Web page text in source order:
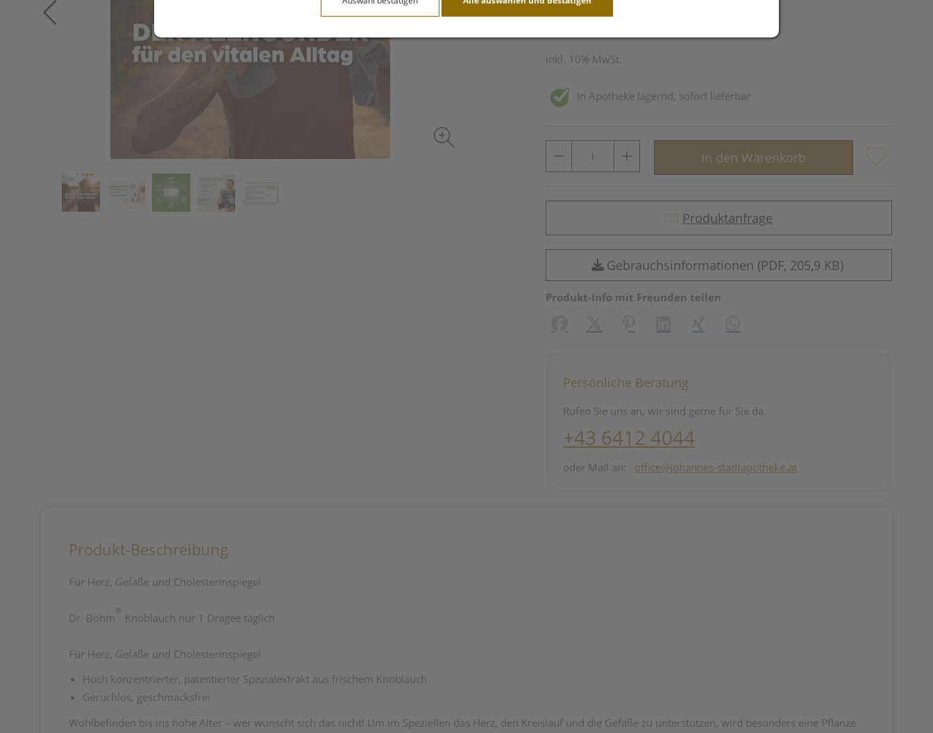
inkl. 10% MwSt.
In Apotheke lagernd, sofort lieferbar
In den Warenkorb
Produktanfrage
Gebrauchsinformationen (PDF, 205,9 KB)
Produkt-Info mit Freunden teilen
Persönliche Beratung
Rufen Sie uns an, wir sind gerne für Sie da.
+43 6412 4044
oder Mail an: office@johannes-stadtapotheke.at
Produkt-Beschreibung
Für Herz, Gefäße und Cholesterinspiegel
Dr. Böhm
®
Knoblauch nur 1 Dragee täglich
Für Herz, Gefäße und Cholesterinspiegel
Hoch konzentrierter, patentierter Spezialextrakt aus frischem Knoblauch
Geruchlos, geschmacksfrei
Wohlbefinden bis ins hohe Alter – wer wünscht sich das nicht! Um im Speziellen das Herz, den Kreislauf und die Gefäße zu unterstützen, wird besonders eine Pflanze